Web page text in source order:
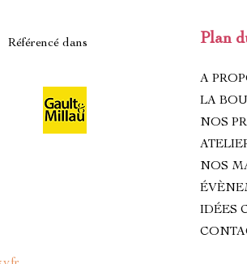
Référencé dans Plan
A
LA
NOS
NOS
IDÉES